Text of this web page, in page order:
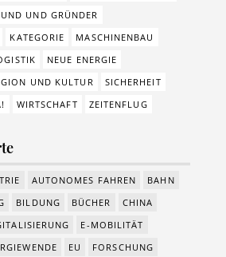
UND GRÜNDER
KATEGORIE
MASCHINENBAU
NEUE ENERGIE
UND KULTUR
SICHERHEIT
WIRTSCHAFT ZEITENFLUG
AUTONOMES FAHREN
BAHN
BILDUNG BÜCHER
CHINA
E-MOBILITÄT
EU
FORSCHUNG